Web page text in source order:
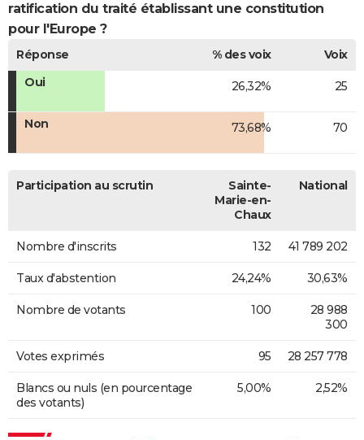
ratification du traité établissant une constitution
pour l'Europe ?
Réponse % des voix
Voix
Oui
26,32% 25
Non 73,68% 70
Participation au scrutin
Sainte-
Marie-en-
Chaux
National
Nombre d'inscrits 132 41 789 202
Taux d'abstention 24,24% 30,63%
Nombre de votants 100
28 988
300
Votes exprimés 95 28 257 778
Blancs ou nuls (en pourcentage
des votants)
5,00% 2,52%